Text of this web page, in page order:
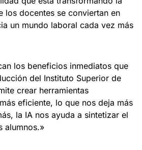
los docentes se conviertan en
un mundo laboral cada vez más
los beneficios inmediatos que
del Instituto Superior de
crear herramientas
eficiente, lo que nos deja más
la IA nos ayuda a sintetizar el
alumnos.»